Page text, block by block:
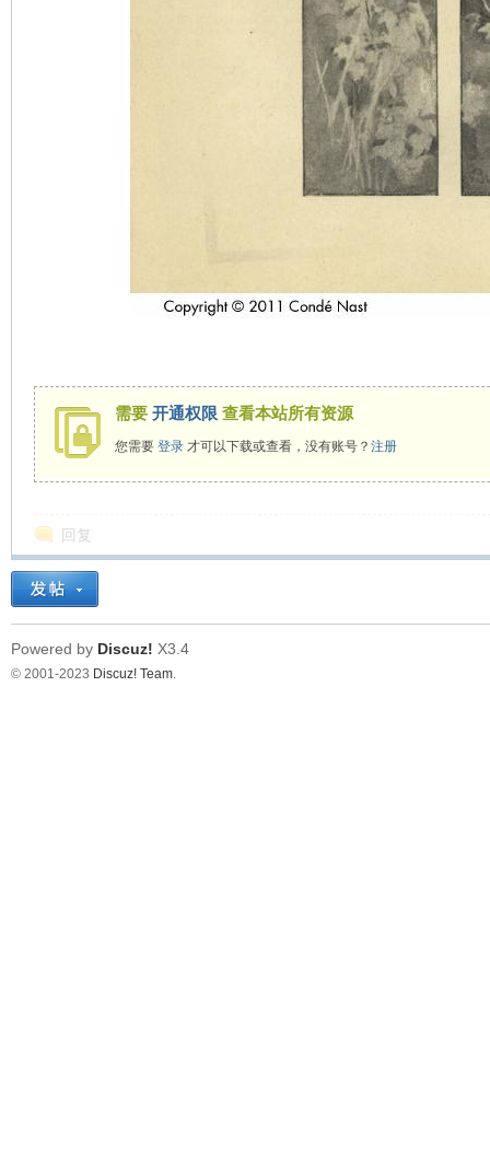
需要 开通权限 查看本站所有资源
您需要 登录才可以下载或查看，没有账号？ 注册
回复
Powered by Discuz! X3.4
© 2001-2023 Discuz! Team.